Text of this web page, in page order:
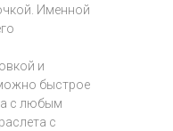
Именной
и
быстрое
с любым
с